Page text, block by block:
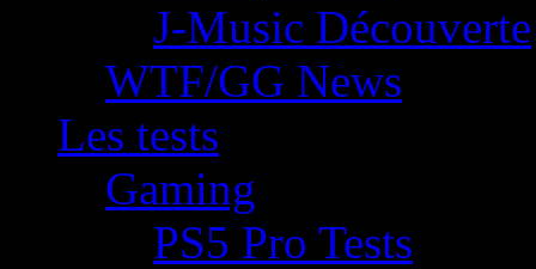
J-Music Découverte
WTF/GG News
Les tests
Gaming
PS5 Pro Tests